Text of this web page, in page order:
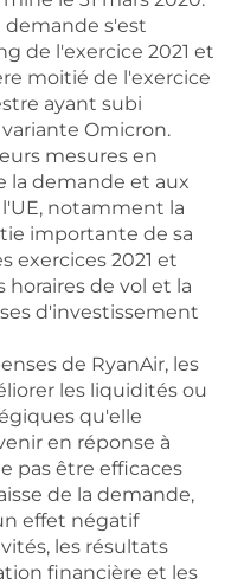
s'est
de l'exercice 2021 et
moitié de l'exercice
ayant subi
Omicron.
mesures en
la demande et aux
notamment la
importante de sa
exercices 2021 et
horaires de vol et la
d'investissement
de RyanAir, les
les liquidités ou
qu'elle
en réponse à
pas être efficaces
de la demande,
effet négatif
les résultats
financière et les